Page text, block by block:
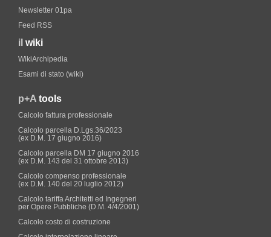
Newsletter 01pa
Feed RSS
il wiki
WikiArchipedia
Esami di stato (wiki)
p+A tools
Calcolo fattura professionale
Calcolo parcella D.Lgs.36/2023
(ex D.M. 17 giugno 2016)
Calcolo parcella DM 17 giugno 2016
(ex D.M. 143 del 31 ottobre 2013)
Calcolo compenso professionale
(ex D.M. 140 del 20 luglio 2012)
Calcolo tariffa Architetti ed Ingegneri
per Opere Pubbliche (D.M. 4/4/2001)
Calcolo costo di costruzione